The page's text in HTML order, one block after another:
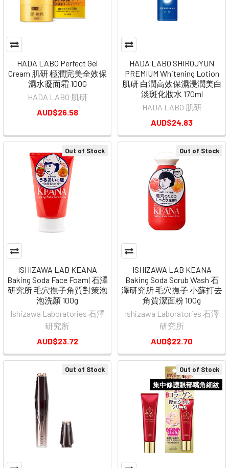
HADA LABO Perfect Gel
Cream 肌研 極潤完美全效保
濕水凝面霜 100G
HADA LABO 肌研
AUD$26.58
HADA LABO SHIROJYUN
PREMIUM Whitening Lotion
肌研 白潤高效保濕浸潤美白
淡斑化妝水 170ml
HADA LABO 肌研
AUD$24.83
Out of Stock
ISHIZAWA LAB KEANA
Baking Soda Face Foam| 石澤
研究所 毛穴撫子角質對策泡
泡洗顏 100g
Ishizawa Laboratories 石澤
研究所
AUD$23.72
Out of Stock
ISHIZAWA LAB KEANA
Baking Soda Scrub Wash 石
澤研究所 毛穴撫子 小蘇打去
角質潔面粉 100g
Ishizawa Laboratories 石澤
研究所
AUD$22.70
Out of Stock
Out of Stock
集中修護眼部嘴角細紋